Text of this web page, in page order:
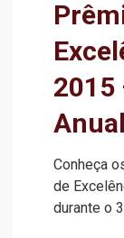
2015
Anual
Conheça
de
durante o